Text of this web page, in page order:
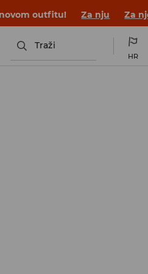
outfitu! Za nju Za
Traži
HR